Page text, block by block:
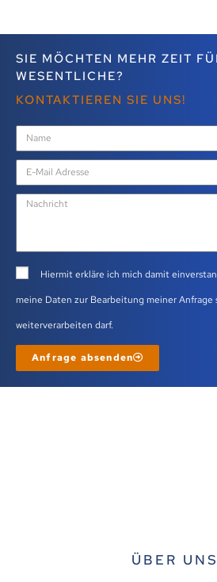
SIE MÖCHTEN MEHR ZEIT
WESENTLICHE?
KONTAKTIEREN SIE UNS!
Hiermit erkläre ich mich damit
meine Daten zur Bearbeitung meiner Anfrage
weiterverarbeiten darf.
Anfrage absenden
ÜBER